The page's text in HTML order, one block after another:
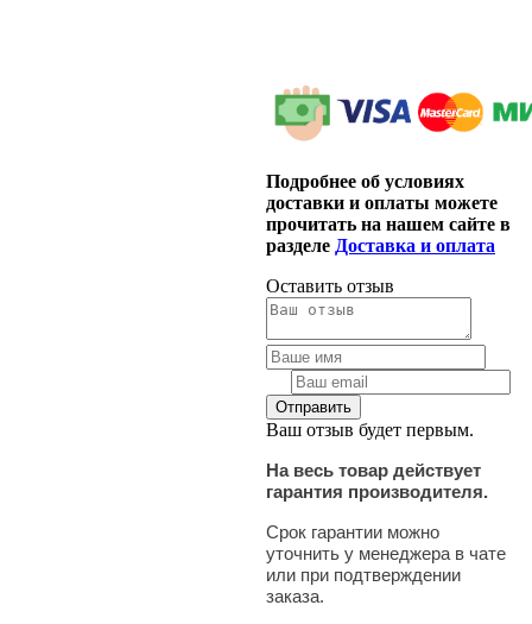
Подробнее об условиях
доставки и оплаты можете
прочитать на нашем сайте в
разделе Доставка и оплата
Оставить отзыв
Ваш отзыв будет первым.
На весь товар действует
гарантия производителя.
Срок гарантии можно
уточнить у менеджера в чате
или при подтверждении
заказа.